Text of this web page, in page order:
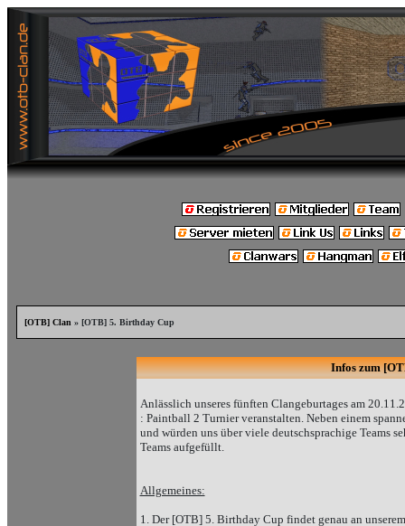
[OTB] Clan » [OTB] 5. Birthday Cup
Infos zum
Anlässlich unseres fünften Clangeburtages am
: Paintball 2 Turnier veranstalten. Neben einem
und würden uns über viele deutschsprachige Teams
Teams aufgefüllt.
Allgemeines:
1. Der [OTB] 5. Birthday Cup findet genau an